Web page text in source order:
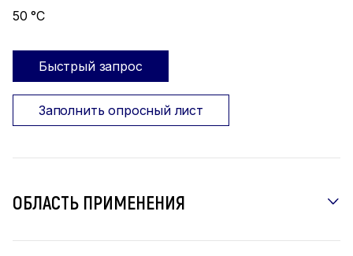
50 °С
Быстрый запрос
Заполнить опросный лист
ОБЛАСТЬ ПРИМЕНЕНИЯ